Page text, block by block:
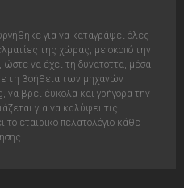
για να καταγράψει όλες
της χώρας, με σκοπό την
να έχει τη δυνατόττα, μέσα
τη βοήθεια των μηχανών
να βρει έυκολα και γρήγορα την
για να καλύψει τις
το εταιρικό πελατολόγιο κάθε